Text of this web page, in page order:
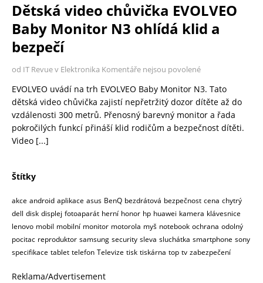
Dětská video chůvička EVOLVEO
Baby Monitor N3 ohlídá klid a
bezpečí
od IT Revue v Elektronika Komentáře nejsou povolené
EVOLVEO uvádí na trh EVOLVEO Baby Monitor N3. Tato
dětská video chůvička zajistí nepřetržitý dozor dítěte až do
vzdálenosti 300 metrů. Přenosný barevný monitor a řada
pokročilých funkcí přináší klid rodičům a bezpečnost dítěti.
Video [...]
Štítky
akce android aplikace asus BenQ bezdrátová bezpečnost cena chytrý
dell disk displej fotoaparát herní honor hp huawei kamera klávesnice
lenovo mobil mobilní monitor motorola myš notebook ochrana odolný
pocitac reproduktor samsung security sleva sluchátka smartphone sony
specifikace tablet telefon Televize tisk tiskárna top tv zabezpečení
Reklama/Advertisement